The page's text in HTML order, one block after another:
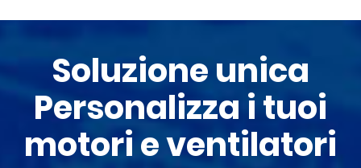
Soluzione unica
Personalizza i tuoi
motori e ventilatori